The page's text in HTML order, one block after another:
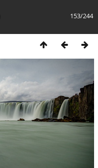
153/244